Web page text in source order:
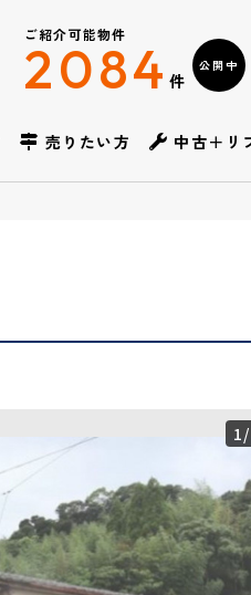
ご紹介可能物件
2084件
公開中
売りたい方 中古＋リ
1